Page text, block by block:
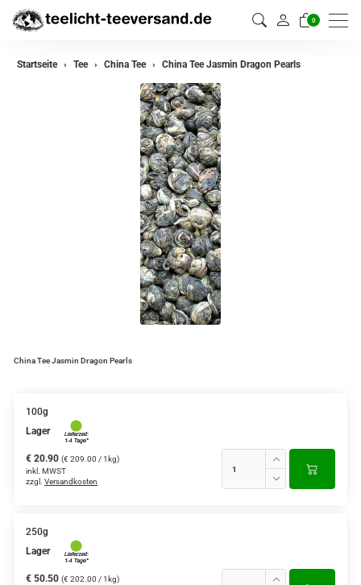
0
zurück
Grüner Tee aus Japan
Teemischungen
Verschiedene Anbaugebiete
Yogi - und Beuteltee
Aromatisierter Grüntee
Startseite Tee China Tee China Tee Jasmin Dragon Pearls
China Tee Jasmin Dragon Pearls
100g
Lager
€ 20.90 (€ 209.00 / 1kg)
inkl. MWST
zzgl. Versandkosten
250g
Lager
€ 50.50 (€ 202.00 / 1kg)